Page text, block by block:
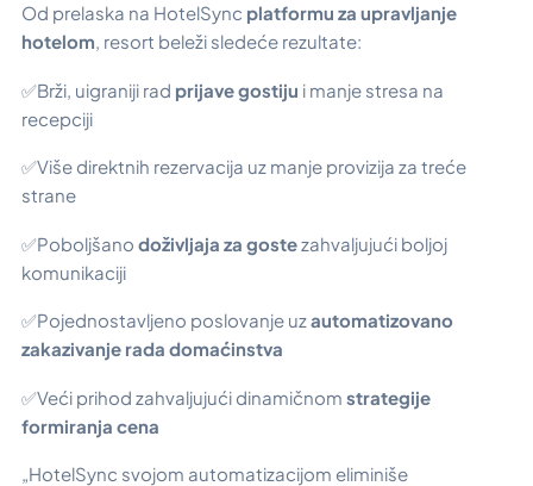
Od prelaska na HotelSync platformu za upravljanje
hotelom, resort beleži sledeće rezultate:
✅Brži, uigraniji rad prijave gostiju i manje stresa na
recepciji
✅Više direktnih rezervacija uz manje provizija za treće
strane
✅Poboljšano doživljaja za gostezahvaljujući boljoj
komunikaciji
✅Pojednostavljeno poslovanje uzautomatizovano
zakazivanje rada domaćinstva
✅Veći prihod zahvaljujući dinamičnom strategije
formiranja cena
„HotelSync svojom automatizacijom eliminiše